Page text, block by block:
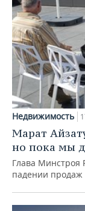
Недвижимость
Марат
но пока мы
Глава Минстроя
падении продаж